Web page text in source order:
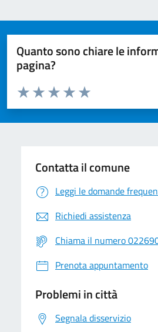
Quanto sono chiare le
pagina?
Valuta da 1 a 5 stelle la pagina
Valuta 5 stelle su 5
Valuta 4 stelle su 5
Valuta 3 stelle su 5
Valuta 2 stelle su 5
Valuta 1 stelle su 5
Contatta il comune
Leggi le domande
Richiedi assistenza
Chiama il numero
Prenota appuntamento
Problemi in città
Segnala disservizio